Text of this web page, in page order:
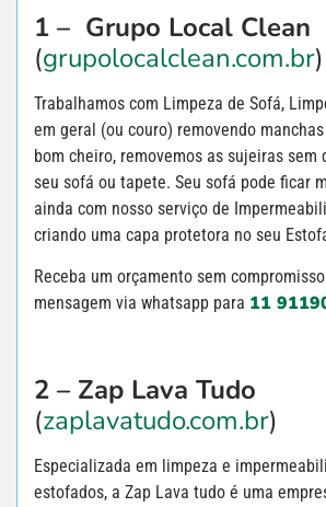
1 – Grupo Local Clean
(grupolocalclean.com.br)
Trabalhamos com Limpeza de Sofá,
em geral (ou couro) removendo
bom cheiro, removemos as sujeiras sem
seu sofá ou tapete. Seu sofá pode ficar
ainda com nosso serviço de
criando uma capa protetora no seu
Receba um orçamento sem
mensagem via whatsapp para 11
2 – Zap Lava Tudo
(zaplavatudo.com.br)
Especializada em limpeza e
estofados, a Zap Lava tudo é uma